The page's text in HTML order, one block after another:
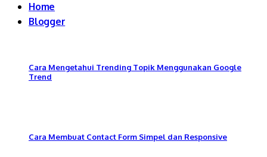
Home
Blogger
Cara Mengetahui Trending Topik Menggunakan Google
Trend
Cara Membuat Contact Form Simpel dan Responsive